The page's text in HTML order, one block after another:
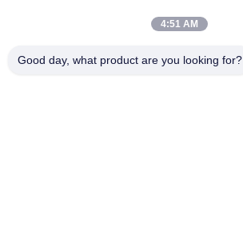
4:51 AM
Good day, what product are you looking for?